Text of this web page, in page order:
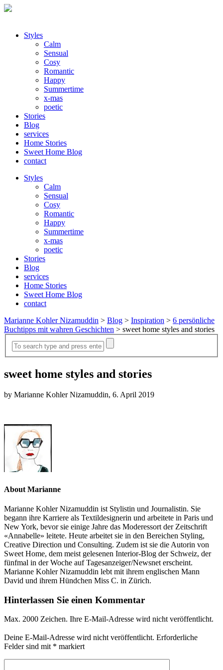
Styles
Calm
Sensual
Cosy
Romantic
Happy
Summertime
x-mas
poetic
Stories
Blog
services
Home Stories
Sweet Home Blog
contact
Styles
Calm
Sensual
Cosy
Romantic
Happy
Summertime
x-mas
poetic
Stories
Blog
services
Home Stories
Sweet Home Blog
contact
Marianne Kohler Nizamuddin > Blog > Inspiration > 6 persönliche
Buchtipps mit wahren Geschichten > sweet home styles and stories
sweet home styles and stories
by Marianne Kohler Nizamuddin, 6. April 2019
About Marianne
Marianne Kohler Nizamuddin ist Stylistin und Journalistin. Sie
begann ihre Karriere als Textildesignerin und arbeitete in Paris und
New York, bevor sie einige Jahre das Moderessort der Zeitschrift
«Annabelle» leitete. Heute arbeitet sie in den Bereichen Styling,
Creative Direction und Consulting. Zudem ist sie die Autorin von
Sweet Home, dem meist gelesenen Interior-Blog der Schweiz, der
fünfmal in der Woche auf Tagesanzeiger/Newsnet erscheint.
Marianne Kohler Nizamuddin lebt mit ihrem englischen Mann
David und ihrem Hündchen Miss C. in Zürich.
Hinterlassen Sie einen Kommentar
Max. 2000 Zeichen. Ihre E-Mail-Adresse wird nicht veröffentlicht.
Deine E-Mail-Adresse wird nicht veröffentlicht. Erforderliche
Felder sind mit * markiert